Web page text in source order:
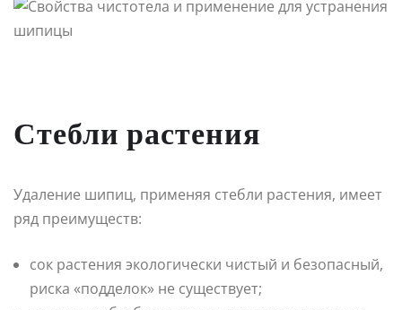
Стебли растения
Удаление шипиц, применяя стебли растения, имеет
ряд преимуществ:
сок растения экологически чистый и безопасный,
риска «подделок» не существует;